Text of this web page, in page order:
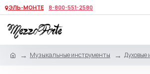
ЭЛЬ-МОНТЕ 8-800-551-2580
Музыкальные инструменты Духовые